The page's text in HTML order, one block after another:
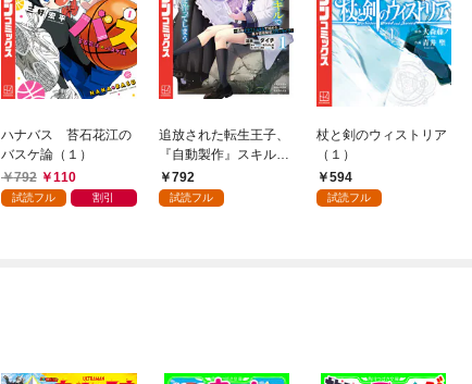
ハナバス 苔石花江の
バスケ論（１）
792
110
試読フル 割引
追放された転生王子、
『自動製作』スキルで
領地を爆速で開拓し最
強の村を作ってしまう
792
試読フル
杖と剣のウィストリア
（１）
594
試読フル